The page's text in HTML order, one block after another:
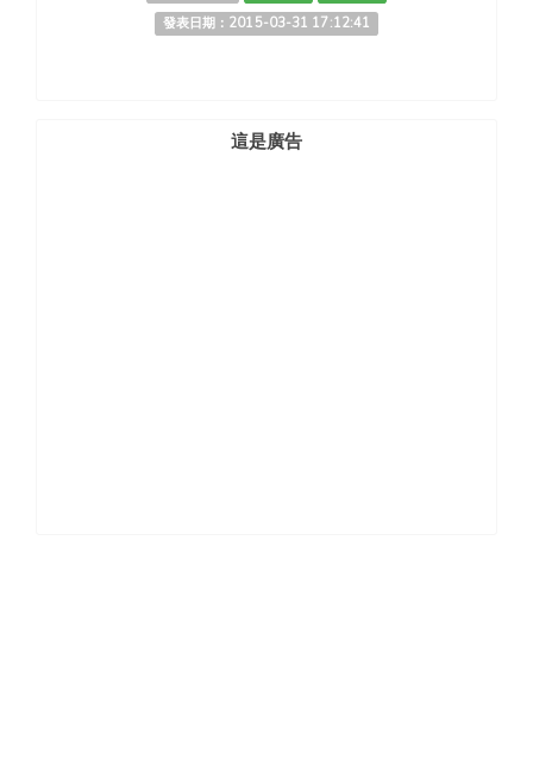
發表日期：2015-03-31 17:12:41
這是廣告